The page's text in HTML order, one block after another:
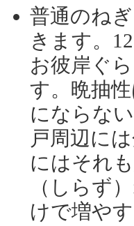
普通のね
きます。
お彼岸ぐ
す。晩抽
にならな
戸周辺に
にはそれ
（しらず
けで増や